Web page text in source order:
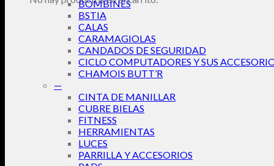
BOMBINES
BSTIA
CALAS
CARAMAGIOLAS
CANDADOS DE SEGURIDAD
CICLO COMPUTADORES Y SUS
CHAMOIS BUTT’R
—
CINTA DE MANILLAR
CUBRE BIELAS
FITNESS
HERRAMIENTAS
LUCES
PARRILLA Y ACCESORIOS